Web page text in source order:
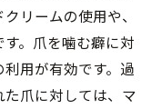
リームの使用や、
。爪を噛む癖に対
用が有効です。過
爪に対しては、マ